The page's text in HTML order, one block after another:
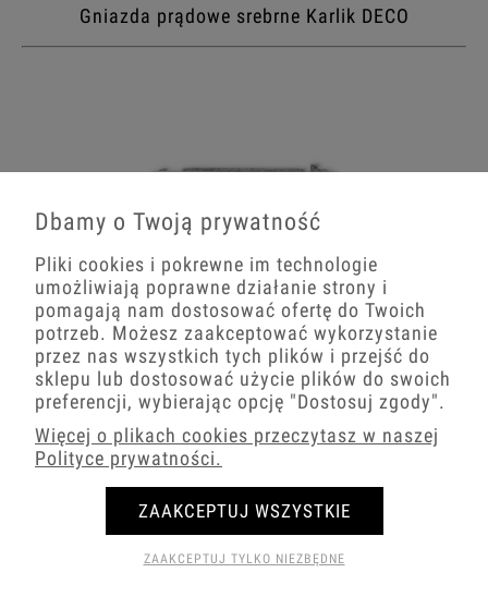
Gniazda prądowe srebrne Karlik DECO
Gniazda multimedialne srebrne Karlik DECO
Dbamy o Twoją prywatność
Pliki cookies i pokrewne im technologie
umożliwiają poprawne działanie strony i
pomagają nam dostosować ofertę do Twoich
potrzeb. Możesz zaakceptować wykorzystanie
przez nas wszystkich tych plików i przejść do
sklepu lub dostosować użycie plików do swoich
preferencji, wybierając opcję "Dostosuj zgody".
Więcej o plikach cookies przeczytasz w naszej
Polityce prywatności.
ZAAKCEPTUJ TYLKO NIEZBĘDNE
ZAAKCEPTUJ WSZYSTKIE